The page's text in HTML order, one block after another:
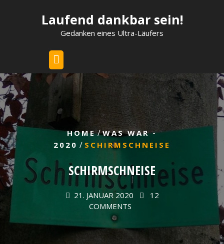
Laufend dankbar sein!
Gedanken eines Ultra-Läufers
HOME/WAS WAR -
2020 / SCHIRMSCHNEISE
SCHIRMSCHNEISE
21. JANUAR 2020
12
COMMENTS